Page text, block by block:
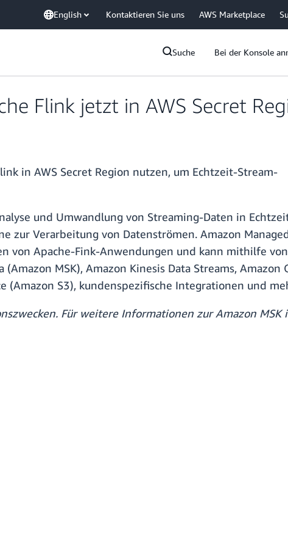
English Kontaktieren Sie uns AWS Marketplace
Suche Bei der Konsole
Flink jetzt in AWS Secret
in AWS Secret Region nutzen, um Echtzeit-Stream-
und Umwandlung von Streaming-Daten in
zur Verarbeitung von Datenströmen. Amazon
von Apache-Fink-Anwendungen und kann mithilfe
MSK), Amazon Kinesis Data Streams, Amazon
(Amazon S3), kundenspezifische Integrationen und
Für weitere Informationen zur Amazon MSK